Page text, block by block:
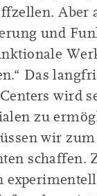
Aber
und
Das
wird
zu
wir
schaffen.